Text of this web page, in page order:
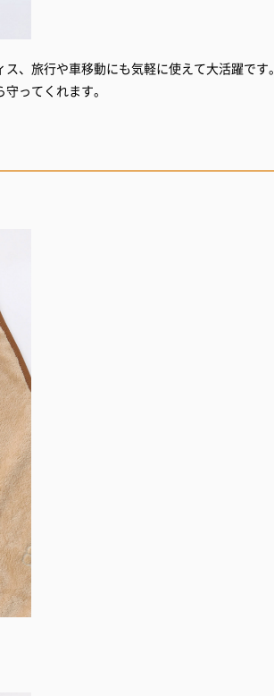
、旅行や車移動にも気軽に使えて大活躍です。
ってくれます。